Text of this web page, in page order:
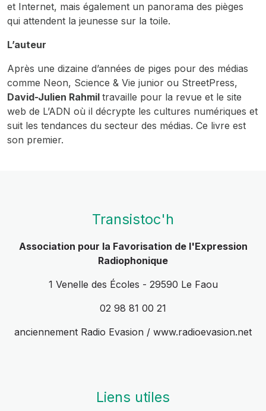
et Internet, mais également un panorama des pièges
qui attendent la jeunesse sur la toile.
L’auteur
Après une dizaine d’années de piges pour des médias
comme Neon, Science & Vie junior ou StreetPress,
David-Julien Rahmil travaille pour la revue et le site
web de L’ADN où il décrypte les cultures numériques et
suit les tendances du secteur des médias. Ce livre est
son premier.
Transistoc'h
Association pour la Favorisation de l'Expression
Radiophonique
1 Venelle des Écoles - 29590 Le Faou
02 98 81 00 21
anciennement Radio Evasion / www.radioevasion.net
Liens utiles